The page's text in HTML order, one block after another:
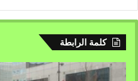
كلمة الرابطة